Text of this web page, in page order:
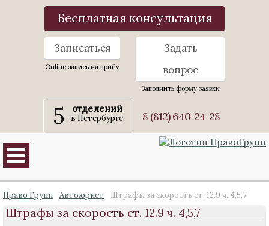
Бесплатная консультация
Записаться
Online запись на приём
Задать
вопрос
Заполнить форму заявки
5 отделений
в Петербурге 8 (812) 640-24-28
Право Групп Автоюрист Штрафы за скорость ст. 12.9 ч. 4,5,7
Штрафы за скорость ст. 12.9 ч. 4,5,7